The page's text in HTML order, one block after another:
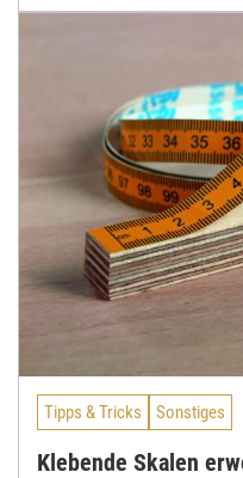
Tipps & Tricks Sonstiges
Klebende Skalen